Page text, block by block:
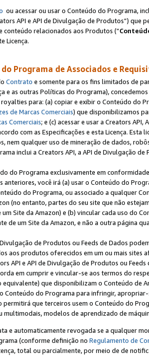
ou acessar ou usar o Conteúdo do Programa,
API e API de Divulgação de Produtos”)
conteúdo relacionados aos Produtos (“
Licença.
do Programa de Associados e
Contrato e somente para os fins limitados de
e as outras Políticas do Programa),
para: (a) copiar e exibir o Conteúdo do
de Marcas Comerciais) que disponibilizamos
Comerciais; e (c) acessar e usar a Creators
com as Especificações e esta Licença.
nem qualquer uso de mineração de dados,
inclui a Creators API, a API de Divulgação
do Programa exclusivamente em
anteriores, você irá (a) usar o Conteúdo do
do Programa, ou associado a qualquer
(no entanto, partes do seu site que não
Site da Amazon) e (b) vincular cada uso do
de um Site da Amazon, e não a outra página
de Produtos ou Feeds de Dados
aos produtos oferecidos em um ou mais sites
API e API de Divulgação de Produtos ou
em cumprir e vincular-se aos termos do
equivalente) que disponibilizam o Conteúdo de
Conteúdo do Programa para infringir,
permitirá que terceiros usem o Conteúdo do
multimodais, modelos de aprendizado de
e automaticamente revogada se a qualquer
(conforme definição no Regulamento de
total ou parcialmente, por meio de de